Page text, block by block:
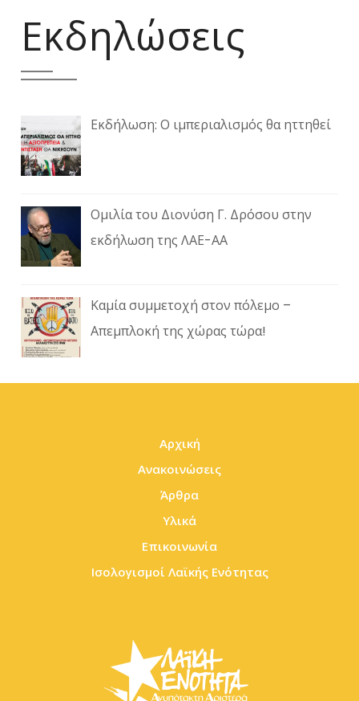
Εκδηλώσεις
Εκδήλωση: Ο ιμπεριαλισμός θα ηττηθεί
Ομιλία του Διονύση Γ. Δρόσου στην
εκδήλωση της ΛΑΕ-ΑΑ
Καμία συμμετοχή στον πόλεμο –
Απεμπλοκή της χώρας τώρα!
Αρχική
Ανακοινώσεις
Άρθρα
Υλικά
Επικοινωνία
Ισολογισμοί Λαϊκής Ενότητας